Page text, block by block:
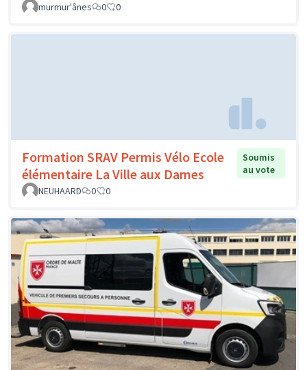
murmur'ânes 0 0
Formation SRAV Permis Vélo Ecole
élémentaire La Ville aux Dames
Soumis
au vote
NEUHAARD
0 0